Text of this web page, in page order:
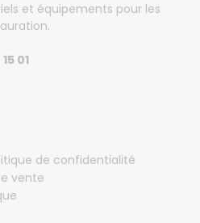
et équipements pour les
01
de confidentialité
vente